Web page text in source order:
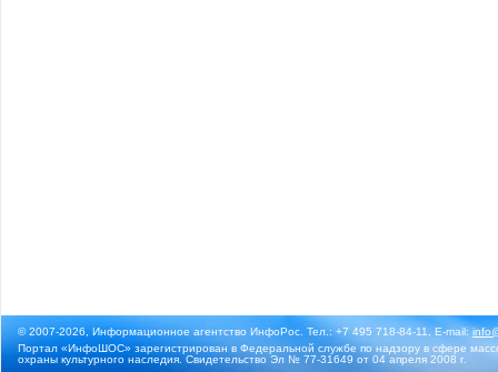
© 2007-2026, Информационное агентство ИнфоРос. Тел.: +7 495 718-84-11, E-mail:
Портал «ИнфоШОС» зарегистрирован в Федеральной службе по надзору в сфере
охраны культурного наследия. Свидетельство Эл № 77-31649 от 04 апреля 2008 г.